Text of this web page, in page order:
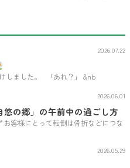
2026.07.22
しました。 「あれ？」 &nb
2026.06.01
の郷」の午前中の過ごし方
客様にとって転倒は骨折などにつな
2026.05.29